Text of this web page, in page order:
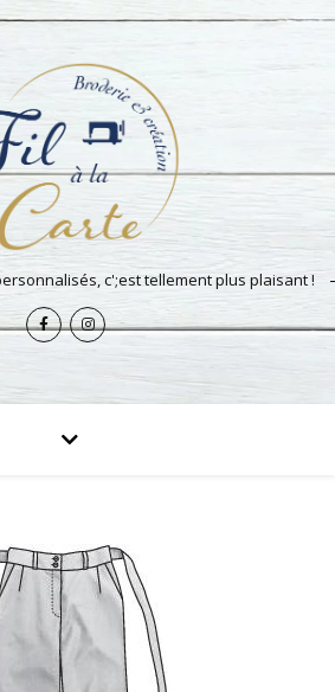
c';est tellement plus plaisant !